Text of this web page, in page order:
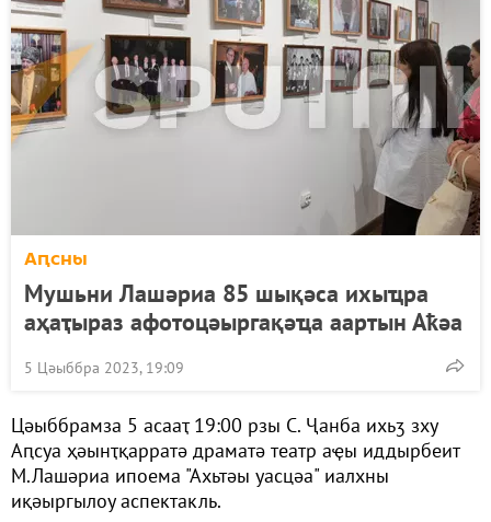
Аԥсны
Мушьни Лашәриа 85 шықәса ихыҵра
аҳаҭыраз афотоцәыргақәҵа аартын Аҟәа
5 Цәыббра 2023, 19:09
Цәыббрамза 5 асааҭ 19:00 рзы С. Ҷанба ихьӡ зху
Аԥсуа ҳәынҭқарратә драматә театр аҿы иддырбеит
М.Лашәриа ипоема "Ахьтәы уасцәа" иалхны
иқәыргылоу аспектакль.